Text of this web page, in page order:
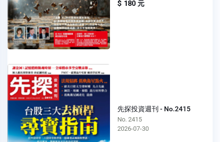
$ 180 元
先探投資週刊 - No.2415
No. 2415
2026-07-30